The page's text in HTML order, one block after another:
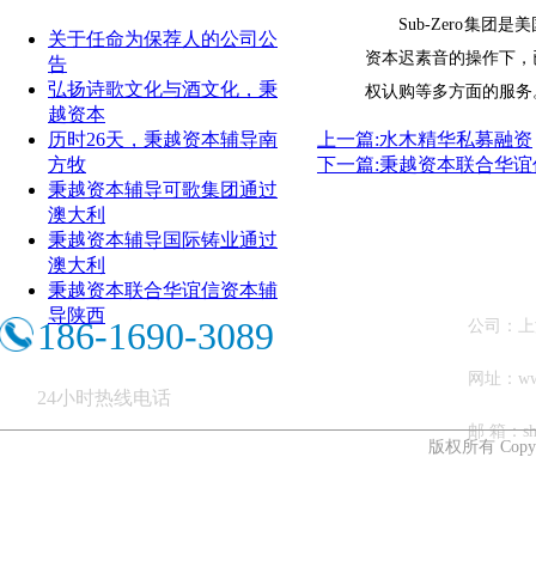
Sub-Zero集团是美
资本迟素音的操作下
权认购等多方面的服务
上一篇:水木精华私募融资
下一篇:秉越资本联合华
关于任命为保荐人的公司公
告
弘扬诗歌文化与酒文化，秉
越资本
历时26天，秉越资本辅导南
方牧
秉越资本辅导可歌集团通过
澳大利
秉越资本辅导国际铸业通过
澳大利
秉越资本联合华谊信资本辅
导陕西
186-1690-3089
24小时热线电话
公司：
网址
邮 箱：
版权所有